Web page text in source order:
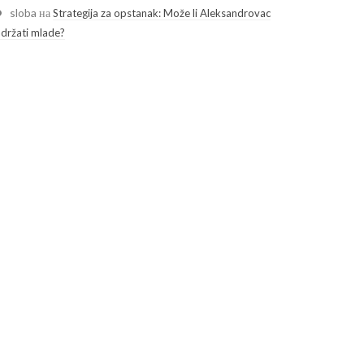
sloba наStrategija za opstanak: Može li Aleksandrovac
mlade?